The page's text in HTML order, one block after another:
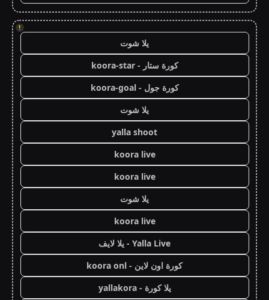
!
يلا شوت
كورة ستار - koora-star
كورة جول - koora-goal
يلا شوت
yalla shoot
koora live
koora live
يلا شوت
koora live
Yalla Live - يلا لايف
كورة اون لاين - koora onl
يلا كورة - yallakora